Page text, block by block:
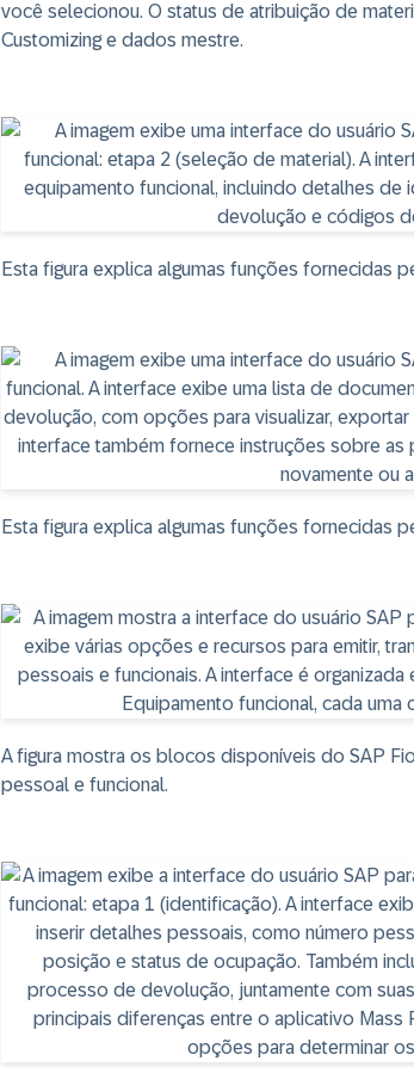
você selecionou. O status de atribuição de
Customizing e dados mestre.
Esta figura explica algumas funções fornecidas
Esta figura explica algumas funções fornecidas
A figura mostra os blocos disponíveis do SAP
pessoal e funcional.